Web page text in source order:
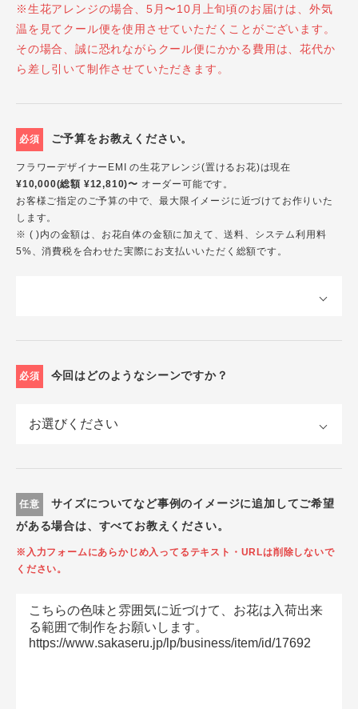
※生花アレンジの場合、5月〜10月上旬頃のお届けは、外気
温を見てクール便を使用させていただくことがございます。
その場合、誠に恐れながらクール便にかかる費用は、花代か
ら差し引いて制作させていただきます。
必須 ご予算をお教えください。
フラワーデザイナーEMI の生花アレンジ(置けるお花)は現在
¥10,000(総額 ¥12,810)〜 オーダー可能です。
お客様ご指定のご予算の中で、最大限イメージに近づけてお作りいた
します。
※ ( )内の金額は、お花自体の金額に加えて、送料、システム利用料
5%、消費税を合わせた実際にお支払いいただく総額です。
必須 今回はどのようなシーンですか？
任意
サイズについてなど事例のイメージに追加してご希望
がある場合は、すべてお教えください。
※入力フォームにあらかじめ入ってるテキスト・URLは削除しないで
ください。